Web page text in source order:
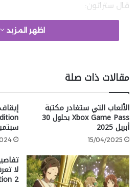
قال ستراتون:
”لقد اتخذنا هذا القرار
”أردنا أن نطلق
وتجربة الميكانيكية
كلاهما تقريبًا مثل
داخل اللعبة. نحن
اظهر المزيد
مقالات ذات صلة
الألعاب التي ستغادر مكتبة
Xbox Game Pass بحلول 30
أبريل 2025
15/04/2025
2